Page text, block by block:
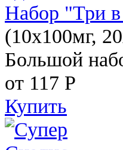
Набор "Три
(10x100мг,
Большой
от 117 Р
Купить